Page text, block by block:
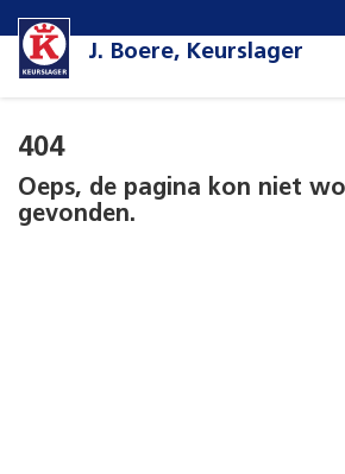
J. Boere, Keurslager
404
Oeps, de pagina kon niet
gevonden.